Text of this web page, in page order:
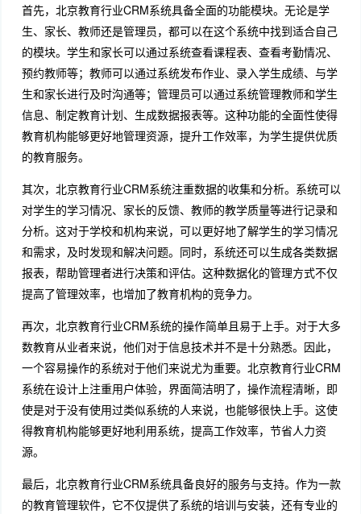
首先，北京教育行业CRM系统具备全面的功能模块。无论是学
生、家长、教师还是管理员，都可以在这个系统中找到适合自己
的模块。学生和家长可以通过系统查看课程表、查看考勤情况、
预约教师等；教师可以通过系统发布作业、录入学生成绩、与学
生和家长进行及时沟通等；管理员可以通过系统管理教师和学生
信息、制定教育计划、生成数据报表等。这种功能的全面性使得
教育机构能够更好地管理资源，提升工作效率，为学生提供优质
的教育服务。
其次，北京教育行业CRM系统注重数据的收集和分析。系统可以
对学生的学习情况、家长的反馈、教师的教学质量等进行记录和
分析。这对于学校和机构来说，可以更好地了解学生的学习情况
和需求，及时发现和解决问题。同时，系统还可以生成各类数据
报表，帮助管理者进行决策和评估。这种数据化的管理方式不仅
提高了管理效率，也增加了教育机构的竞争力。
再次，北京教育行业CRM系统的操作简单且易于上手。对于大多
数教育从业者来说，他们对于信息技术并不是十分熟悉。因此，
一个容易操作的系统对于他们来说尤为重要。北京教育行业CRM
系统在设计上注重用户体验，界面简洁明了，操作流程清晰，即
使是对于没有使用过类似系统的人来说，也能够很快上手。这使
得教育机构能够更好地利用系统，提高工作效率，节省人力资
源。
最后，北京教育行业CRM系统具备良好的服务与支持。作为一款
的教育管理软件，它不仅提供了系统的培训与安装，还有专业的